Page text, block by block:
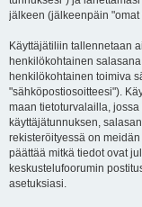
jälkeen (jälkeenpäin "omat
Käyttäjätiliin tallennetaan
henkilökohtainen
henkilökohtainen toimiva
"sähköpostiosoitteesi").
maan tietoturvalailla,
käyttäjätunnuksen,
rekisteröityessä on
päättää mitkä tiedot ovat
keskustelufoorumin
asetuksiasi.